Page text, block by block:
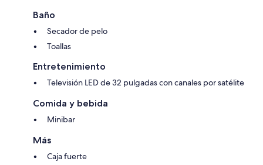
Baño
Secador de pelo
Toallas
Entretenimiento
Televisión LED de 32 pulgadas con canales por satélite
Comida y bebida
Minibar
Más
Caja fuerte